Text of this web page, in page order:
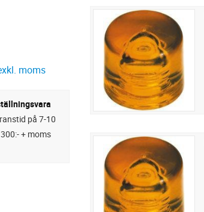
moms
på 7-10
+ moms